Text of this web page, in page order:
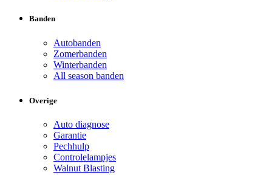
Banden
Autobanden
Zomerbanden
Winterbanden
All season banden
Overige
Auto diagnose
Garantie
Pechhulp
Controlelampjes
Walnut Blasting